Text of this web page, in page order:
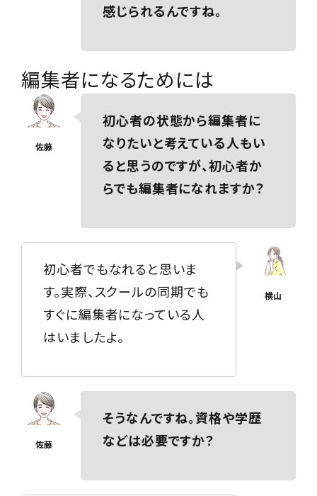
感じられるんですね。
編集者になるためには
初心者の状態から編集者に
なりたいと考えている人もい
ると思うのですが、初心者か
らでも編集者になれますか？
初心者でもなれると思いま
す。実際、スクールの同期でも
すぐに編集者になっている人
はいましたよ。
そうなんですね。資格や学歴
などは必要ですか？